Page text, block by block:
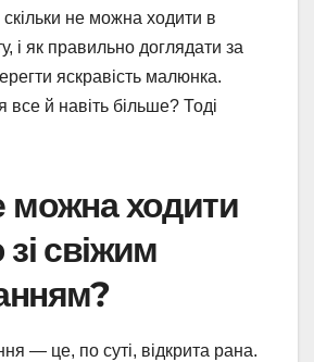
скільки не можна ходити в
і як правильно доглядати за
яскравість малюнка.
все й навіть більше? Тоді
можна ходити
свіжим
— це, по суті, відкрита рана.